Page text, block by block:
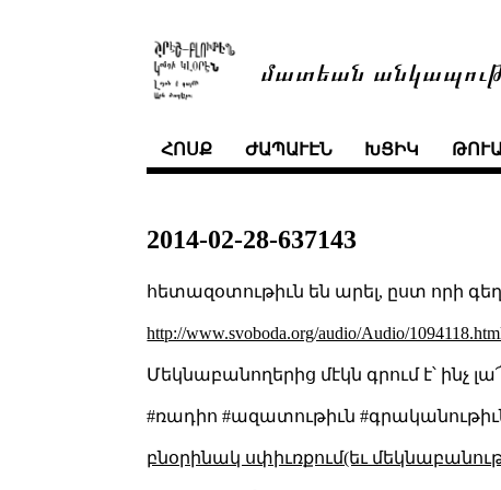
մատեան
ՀՈՍՔ ԺԱՊԱՒԷՆ ԽՑԻԿ
2014-02-28-637143
հետազօտութիւն են արել, ըստ որի
http://www.svoboda.org/audio/Audio/
Մեկնաբանողերից մէկն գրում է՝ ինչ
#ռադիո #ազատութիւն
բնօրինակ սփիւռքում(եւ